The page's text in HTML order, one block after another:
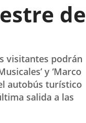
de
visitantes podrán
y ‘Marco
autobús turístico
salida a las